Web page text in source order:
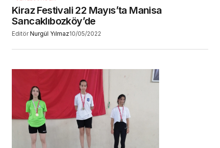
Kiraz Festivali 22 Mayıs’ta Manisa
Sancaklıbozköy’de
Editör Nurgül Yılmaz10/05/2022